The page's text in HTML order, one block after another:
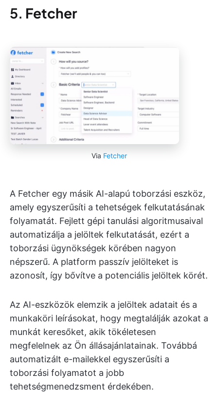
5. Fetcher
Via Fetcher
A Fetcher egy másik AI-alapú toborzási eszköz,
amely egyszerűsíti a tehetségek felkutatásának
folyamatát. Fejlett gépi tanulási algoritmusaival
automatizálja a jelöltek felkutatását, ezért a
toborzási ügynökségek körében nagyon
népszerű. A platform passzív jelölteket is
azonosít, így bővítve a potenciális jelöltek körét.
Az AI-eszközök elemzik a jelöltek adatait és a
munkaköri leírásokat, hogy megtalálják azokat a
munkát keresőket, akik tökéletesen
megfelelnek az Ön állásajánlatainak. Továbbá
automatizált e-mailekkel egyszerűsíti a
toborzási folyamatot a jobb
tehetségmenedzsment érdekében.